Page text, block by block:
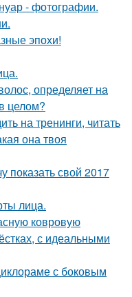
- фотографии.
эпохи!
определяет на
целом?
на тренинги, читать
она твоя
показать свой 2017
лица.
ковровую
с идеальными
с боковым